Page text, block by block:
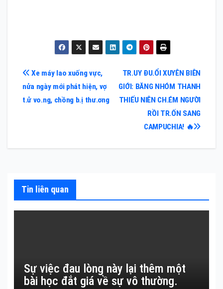
Điều
hướng
TR.UY ĐU.ỔI XUYÊN BIÊN
GIỚI: BĂNG NHÓM THANH
THIẾU NIÊN CH.ÉM NGƯỜI
RỒI TR.ỐN SANG
CAMPUCHIA! 🔥
Xe máy lao xuống vực,
nửa ngày mới phát hiện, vợ
t.ử vo.ng, chồng b.ị thư.ơng
Tin liên quan
Sự việc đau lòng này lại thêm một
bài học đắt giá về sự vô thường.